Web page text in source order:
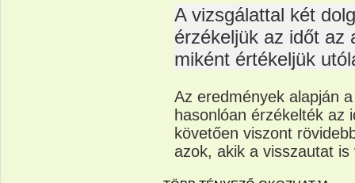
A vizsgálattal két
érzékeljük az időt az
miként értékeljük
Az eredmények alapján
hasonlóan érzékelték
követően viszont
azok, akik a visszautat is